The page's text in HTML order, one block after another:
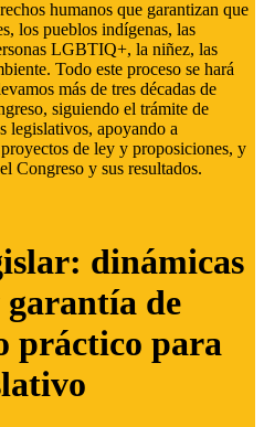
humanos que garantizan que
los pueblos indígenas, las
LGBTIQ+, la niñez, las
Todo este proceso se hará
más de tres décadas de
siguiendo el trámite de
legislativos, apoyando a
de ley y proposiciones, y
Congreso y sus resultados.
dinámicas
garantía de
práctico para